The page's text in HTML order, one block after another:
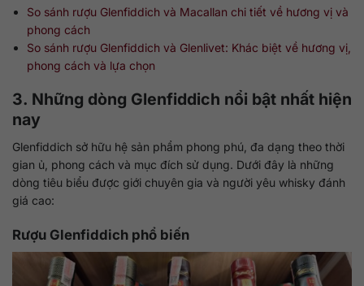
So sánh rượu Glenfiddich và Macallan chi tiết về hương vị và
phong cách
So sánh rượu Glenfiddich và Glenlivet: Khác biệt về hương vị,
phong cách và lựa chọn
3. Những dòng Glenfiddich nổi bật nhất hiện
nay
Glenfiddich sở hữu hệ sản phẩm phong phú, đa dạng theo thời
gian ủ, phong cách và mục đích sử dụng. Dưới đây là những
dòng tiêu biểu được giới chuyên gia và người yêu whisky đánh
giá cao:
Rượu Glenfiddich phổ biến